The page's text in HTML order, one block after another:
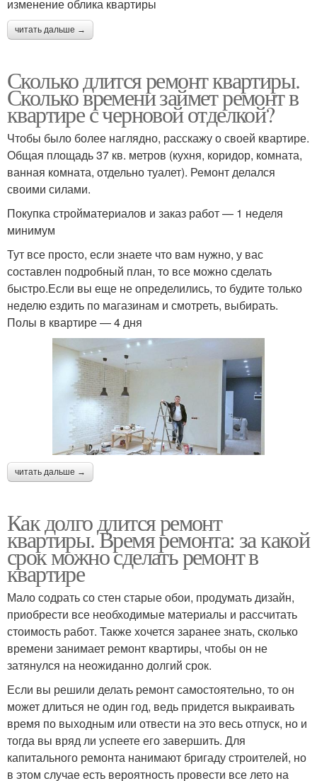
изменение облика квартиры
читать дальше →
Сколько длится ремонт квартиры.
Сколько времени займет ремонт в
квартире с черновой отделкой?
Чтобы было более наглядно, расскажу о своей квартире.
Общая площадь 37 кв. метров (кухня, коридор, комната,
ванная комната, отдельно туалет). Ремонт делался
своими силами.
Покупка стройматериалов и заказ работ — 1 неделя
минимум
Тут все просто, если знаете что вам нужно, у вас
составлен подробный план, то все можно сделать
быстро.Если вы еще не определились, то будите только
неделю ездить по магазинам и смотреть, выбирать.
Полы в квартире — 4 дня
читать дальше →
Как долго длится ремонт
квартиры. Время ремонта: за какой
срок можно сделать ремонт в
квартире
Мало содрать со стен старые обои, продумать дизайн,
приобрести все необходимые материалы и рассчитать
стоимость работ. Также хочется заранее знать, сколько
времени занимает ремонт квартиры, чтобы он не
затянулся на неожиданно долгий срок.
Если вы решили делать ремонт самостоятельно, то он
может длиться не один год, ведь придется выкраивать
время по выходным или отвести на это весь отпуск, но и
тогда вы вряд ли успеете его завершить. Для
капитального ремонта нанимают бригаду строителей, но
в этом случае есть вероятность провести все лето на